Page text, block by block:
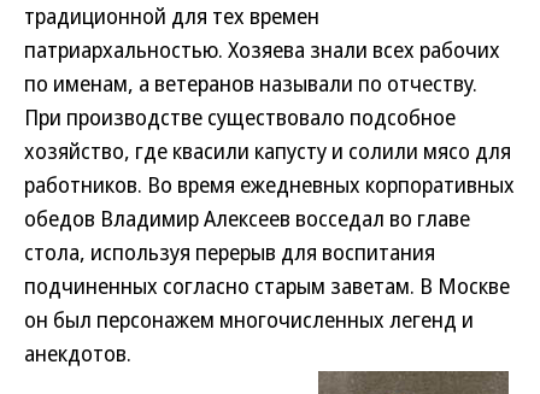
традиционной для тех времен
патриархальностью. Хозяева знали всех рабочих
по именам, а ветеранов называли по отчеству.
При производстве существовало подсобное
хозяйство, где квасили капусту и солили мясо для
работников. Во время ежедневных корпоративных
обедов Владимир Алексеев восседал во главе
стола, используя перерыв для воспитания
подчиненных согласно старым заветам. В Москве
он был персонажем многочисленных легенд и
анекдотов.